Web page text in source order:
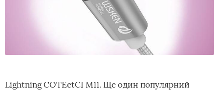
Lightning COTEetCI M11. Ще один популярний